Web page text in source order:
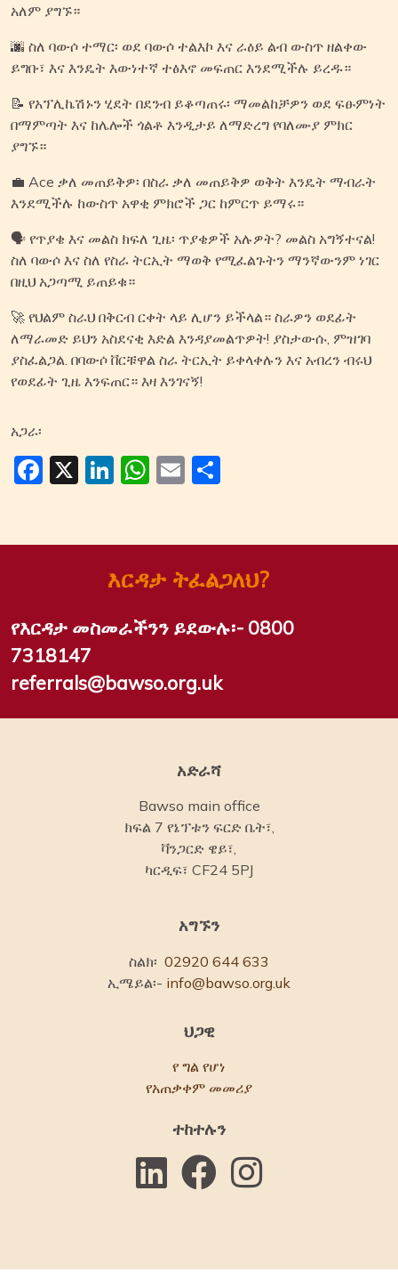
አለም ያግኙ።
🌆 ስለ ባውሶ ተማር፡ ወደ ባውሶ ተልእኮ እና ራዕይ ልብ ውስጥ ዘልቀው
ይግቡ፣ እና እንዴት እውነተኛ ተፅእኖ መፍጠር እንደሚችሉ ይረዱ።
📝 የአፕሊኬሽኑን ሂደት በደንብ ይቆጣጠሩ፡ ማመልከቻዎን ወደ ፍፁምነት
በማምጣት እና ከሌሎች ጎልቶ እንዲታይ ለማድረግ የባለሙያ ምክር
ያግኙ።
💼 Ace ቃለ መጠይቅዎ፡ በስራ ቃለ መጠይቅዎ ወቅት እንዴት ማብራት
እንደሚችሉ ከውስጥ አዋቂ ምክሮች ጋር ከምርጥ ይማሩ።
🗣️ የጥያቄ እና መልስ ክፍለ ጊዜ፡ ጥያቄዎች አሉዎት? መልስ አግኝተናል!
ስለ ባውሶ እና ስለ የስራ ትርኢት ማወቅ የሚፈልጉትን ማንኛውንም ነገር
በዚህ አጋጣሚ ይጠይቁ።
🚀 የህልም ስራህ በቅርብ ርቀት ላይ ሊሆን ይችላል። ስራዎን ወደፊት
ለማራመድ ይህን አስደናቂ እድል እንዳያመልጥዎት! ያስታውሱ, ምዝገባ
ያስፈልጋል. በባውሶ ቨርቹዋል ስራ ትርኢት ይቀላቀሉን እና አብረን ብሩህ
የወደፊት ጊዜ እንፍጠር። እዛ እንገናኝ!
አጋራ፡
Facebook
X LinkedIn
WhatsApp
Email
እርዳታ ትፈልጋለህ?
የእርዳታ መስመራችንን ይደውሉ፡- 0800
7318147
referrals@bawso.org.uk
አድራሻ
Bawso main office
ክፍል 7 የኔፕቱን ፍርድ ቤት፣,
ቫንጋርድ ዌይ፣,
ካርዲፍ፣ CF24 5PJ
አግኙን
ስልክ፡ 02920 644 633
ኢሜይል፡- info@bawso.org.uk
ህጋዊ
የ ግል የሆነ
የአጠቃቀም መመሪያ
ተከተሉን